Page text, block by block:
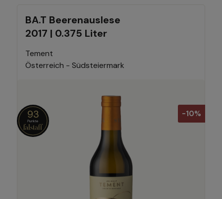
BA.T Beerenauslese
2017 | 0.375 Liter
Tement
Österreich - Südsteiermark
-10%
93